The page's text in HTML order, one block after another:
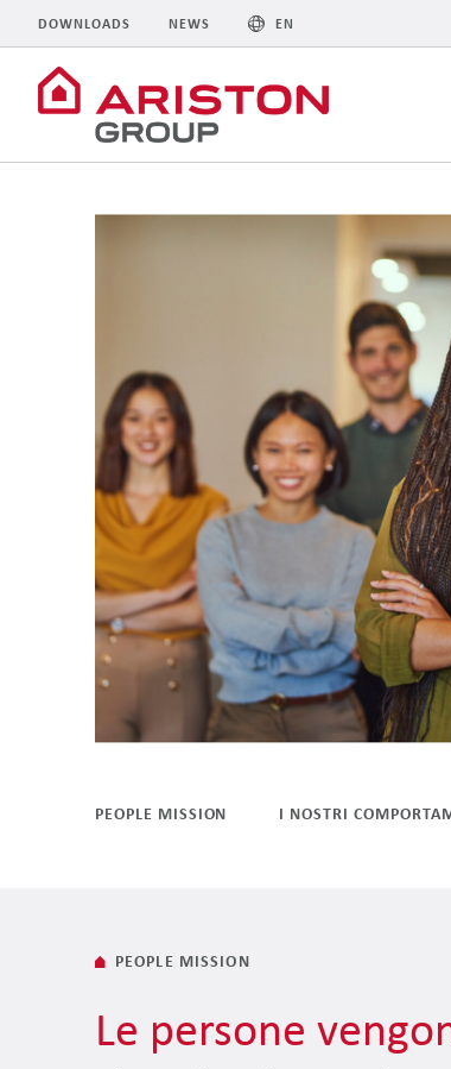
DOWNLOADS NEWS EN
PEOPLE MISSION I NOSTRI
PEOPLE MISSION
Le persone